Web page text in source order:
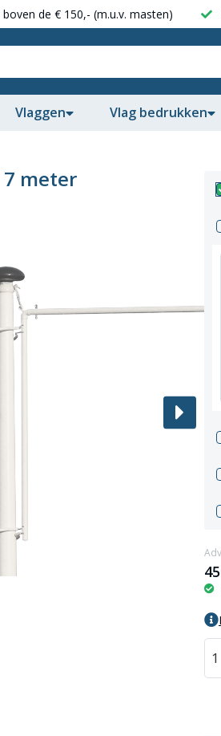
boven de € 150,- (m.u.v. masten)
Vlaggen Vlag bedrukken
meter